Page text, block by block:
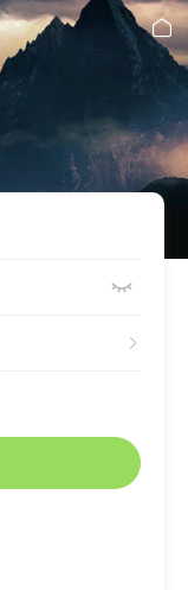


